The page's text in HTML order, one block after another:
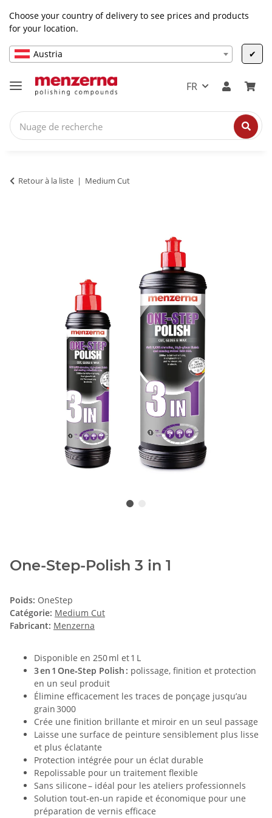
Choose your country of delivery to see prices and products
for your location.
Austria ✔
FR
Retour à la liste Medium Cut
One-Step-Polish 3 in 1
Poids: OneStep
Catégorie: Medium Cut
Fabricant: Menzerna
Disponible en 250 ml et 1 L
3 en 1 One‑Step Polish : polissage, finition et protection
en un seul produit
Élimine efficacement les traces de ponçage jusqu’au
grain 3000
Crée une finition brillante et miroir en un seul passage
Laisse une surface de peinture sensiblement plus lisse
et plus éclatante
Protection intégrée pour un éclat durable
Repolissable pour un traitement flexible
Sans silicone – idéal pour les ateliers professionnels
Solution tout‑en‑un rapide et économique pour une
préparation de vernis efficace